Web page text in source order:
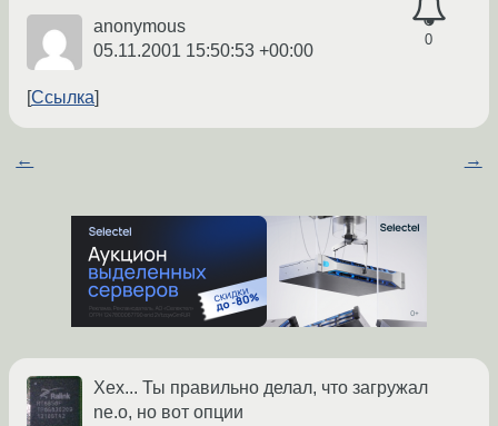
0
anonymous
05.11.2001 15:50:53 +00:00
Ссылка
← →
Хех... Ты правильно делал, что загружал
ne.o, но вот опции